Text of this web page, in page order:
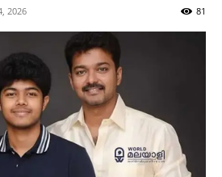
2026 81